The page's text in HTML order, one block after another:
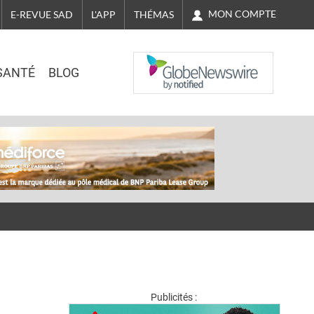
E-REVUE SAD L'APP THÉMAS MON COMPTE
BLOG
NASDAQ
Publicités :